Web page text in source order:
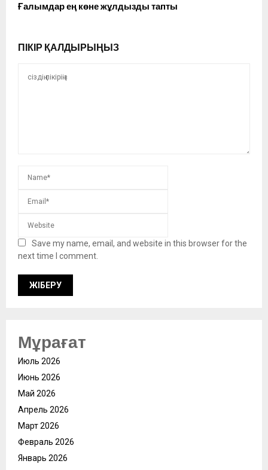
Ғалымдар ең көне жұлдызды тапты
ПІКІР ҚАЛДЫРЫҢЫЗ
Save my name, email, and website in this browser for the
next time I comment.
Мұрағат
Июль 2026
Июнь 2026
Май 2026
Апрель 2026
Март 2026
Февраль 2026
Январь 2026